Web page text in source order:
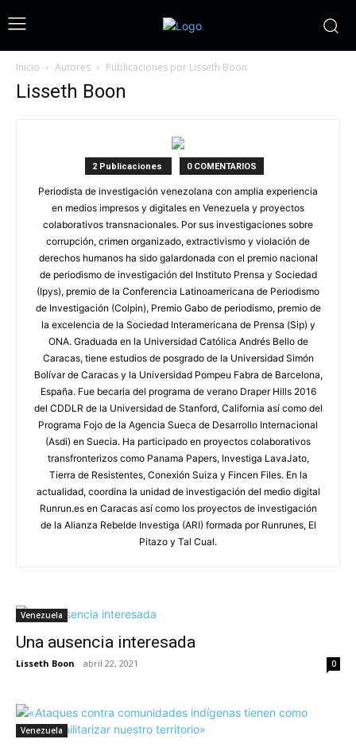
Inicio Autores Publicaciones por Lisseth Boon
Lisseth Boon
2 Publicaciones 0 COMENTARIOS
Periodista de investigación venezolana con amplia experiencia
en medios impresos y digitales en Venezuela y proyectos
colaborativos transnacionales. Por sus investigaciones sobre
corrupción, crimen organizado, extractivismo y violación de
derechos humanos ha sido galardonada con el premio nacional
de periodismo de investigación del Instituto Prensa y Sociedad
(Ipys), premio de la Conferencia Latinoamericana de Periodismo
de Investigación (Colpin), Premio Gabo de periodismo, premio de
la excelencia de la Sociedad Interamericana de Prensa (Sip) y
ONA. Graduada en la Universidad Católica Andrés Bello de
Caracas, tiene estudios de posgrado de la Universidad Simón
Bolívar de Caracas y la Universidad Pompeu Fabra de Barcelona,
España. Fue becaria del programa de verano Draper Hills 2016
del CDDLR de la Universidad de Stanford, California así como del
Programa Fojo de la Agencia Sueca de Desarrollo Internacional
(Asdi) en Suecia. Ha participado en proyectos colaborativos
transfronterizos como Panama Papers, Investiga LavaJato,
Tierra de Resistentes, Conexión Suiza y Fincen Files. En la
actualidad, coordina la unidad de investigación del medio digital
Runrun.es en Caracas así como los proyectos de investigación
de la Alianza Rebelde Investiga (ARI) formada por Runrunes, El
Pitazo y Tal Cual.
Venezuela
Una ausencia interesada
Lisseth Boon - abril 22, 2021 0
Venezuela